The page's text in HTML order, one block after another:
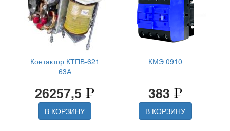
Контактор КТПВ-621
63А
26257,5
В КОРЗИНУ
КМЭ 0910
383
В КОРЗИНУ